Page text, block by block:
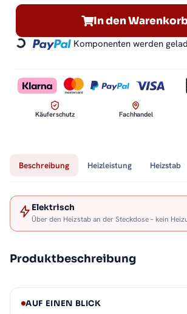
In den
Loading... Komponenten werden
Käuferschutz Fachhandel
Beschreibung Heizleistung Heizstab
Elektrisch
Über den Heizstab an der Steckdose – kein
Produktbeschreibung
AUF EINEN BLICK